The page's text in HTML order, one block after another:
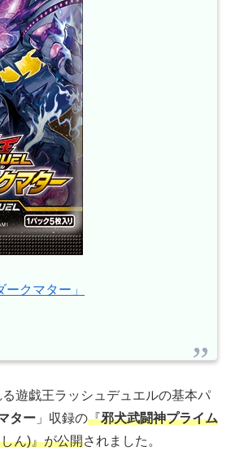
クマター」
遊戯王ラッシュデュエルの基本パ
ター 」収録の『邪犬武闘神プライム
ん)』が公開されました。